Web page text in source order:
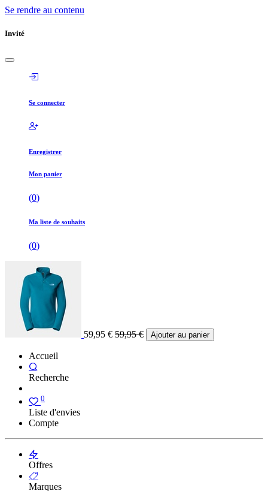
Se rendre au contenu
Invité
Se connecter
Enregistrer
Mon panier
(0)
Ma liste de souhaits
(0)
59,95 € 59,95€ Ajouter au panier
Accueil
Recherche
0
Liste d'envies
Compte
Offres
Marques